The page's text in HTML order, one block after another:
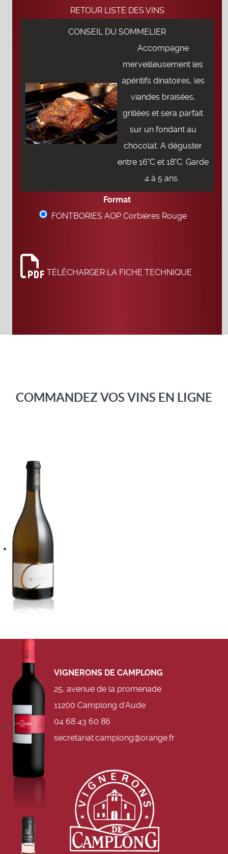
RETOUR LISTE DES VINS
CONSEIL DU SOMMELIER
Accompagne
merveilleusement les
apéritifs dinatoires, les
viandes braisées,
grillées et sera parfait
sur un fondant au
chocolat. A déguster
entre 16°C et 18°C. Garde
4 à 5 ans.
Format
FONTBORIES AOP Corbières Rouge
TÉLÉCHARGER LA FICHE TECHNIQUE
COMMANDEZ VOS VINS EN LIGNE
VIGNERONS DE CAMPLONG
25, avenue de la promenade
11200 Camplong d'Aude
04 68 43 60 86
secretariat.camplong@orange.fr